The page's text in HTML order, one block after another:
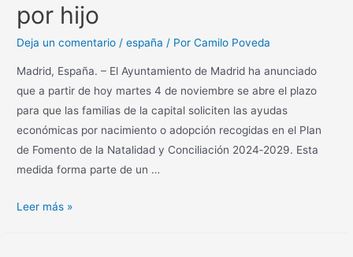
por hijo
Deja un comentario /españa / PorCamilo Poveda
Madrid, España. – El Ayuntamiento de Madrid ha anunciado
que a partir de hoy martes 4 de noviembre se abre el plazo
para que las familias de la capital soliciten las ayudas
económicas por nacimiento o adopción recogidas en el Plan
de Fomento de la Natalidad y Conciliación 2024‑2029. Esta
medida forma parte de un …
Leer más »